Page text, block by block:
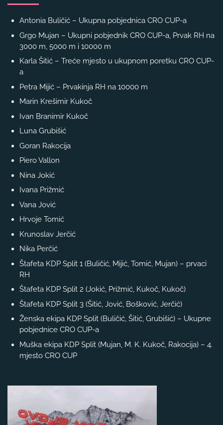
Antonia Buličić – Ukupna pobjednica CRO CUP-a
Grgo Mujan – Ukupni pobjednik CRO CUP-a, Prvak RH na
3000 m, 5000 m i 10000 m
Karla Šitić – Treće mjesto u ukupnom poretku CRO CUP-
a
Petra Mijić – Prvakinja RH na 10000 m
Marin Krešimir Kukoč
Ivan Branimir Kukoč
Luna Grubišić
Goran Rakocija
Piero Vallon
Nina Jokić
Ivana Prižmić
Vana Jović
Hrvoje Tomić
Krunoslav Jerčić
Nika Perčić
Štafeta KDP Split 1 (Buličić, Mijić, Tomić, Mujan) – prvaci
RH
Štafeta KDP Split 2 (Jokić, Prižmić, Kukoč, Kukoč)
Štafeta KDP Split 3 (Šitić, Jović, Bošković, Jerčić)
Ženska ekipa KDP Split (Buličić, Šitić, Grubišić) – Ukupne
pobjednice CRO CUP-a
Muška ekipa KDP Split (Mujan, M. K. Kukoč, Rakocija) – 4.
mjesto CRO CUP